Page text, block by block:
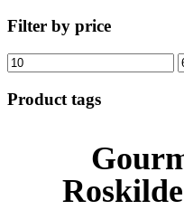
Filter by price
Mindste
pris
Product tags